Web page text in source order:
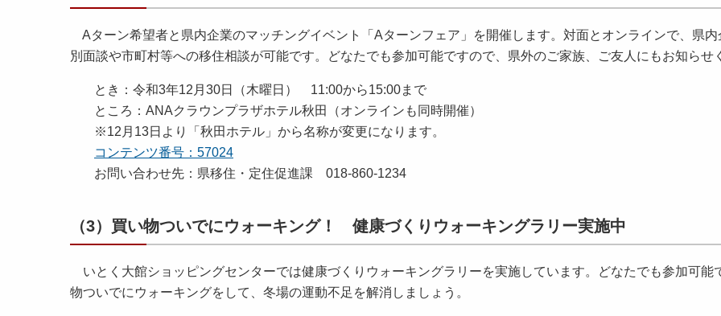
Aターン希望者と県内企業のマッチングイベント「Aターンフェア」を開催します。対面とオンラインで、県内
別面談や市町村等への移住相談が可能です。どなたでも参加可能ですので、県外のご家族、ご友人にもお知らせ
とき：令和3年12月30日（木曜日） 11:00から15:00まで
ところ：ANAクラウンプラザホテル秋田（オンラインも同時開催）
※12月13日より「秋田ホテル」から名称が変更になります。
コンテンツ番号：57024
お問い合わせ先：県移住・定住促進課 018-860-1234
（3）買い物ついでにウォーキング！ 健康づくりウォーキングラリー実施中
いとく大館ショッピングセンターでは健康づくりウォーキングラリーを実施しています。どなたでも参加可能
物ついでにウォーキングをして、冬場の運動不足を解消しましょう。